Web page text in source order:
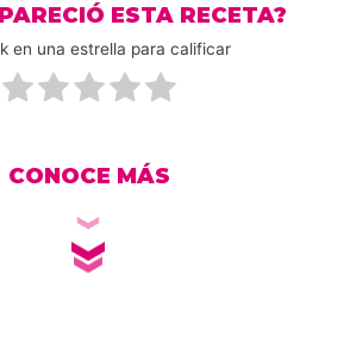
ESTA RECETA?
en una estrella para calificar
CONOCE MÁS